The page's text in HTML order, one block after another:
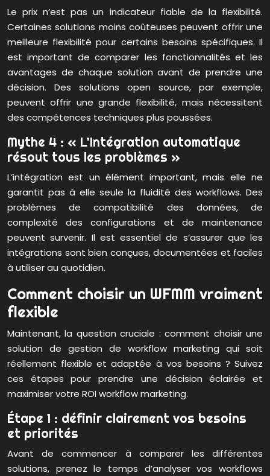
Le prix n’est pas un indicateur fiable de la flexibilité.
Certaines solutions moins coûteuses peuvent offrir une
meilleure flexibilité pour certains besoins spécifiques. Il
est important de comparer les fonctionnalités et les
avantages de chaque solution avant de prendre une
décision. Des solutions open source, par exemple,
peuvent offrir une grande flexibilité, mais nécessitent
des compétences techniques plus poussées.
Mythe 4 : « L’Intégration automatique
résout tous les problèmes »
L’intégration est un élément important, mais elle ne
garantit pas à elle seule la fluidité des workflows. Des
problèmes de compatibilité des données, de
complexité des configurations et de maintenance
peuvent survenir. Il est essentiel de s’assurer que les
intégrations sont bien conçues, documentées et faciles
à utiliser au quotidien.
Comment choisir un WFMM vraiment
flexible
Maintenant, la question cruciale : comment choisir une
solution de gestion de workflow marketing qui soit
réellement flexible et adaptée à vos besoins ? Suivez
ces étapes pour prendre une décision éclairée et
maximiser votre ROI workflow marketing.
Étape 1 : définir clairement vos besoins
et priorités
Avant de commencer à comparer les différentes
solutions, prenez le temps d’analyser vos workflows